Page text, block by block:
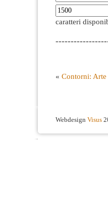
caratteri
« Contorni:
Webdesign Visus